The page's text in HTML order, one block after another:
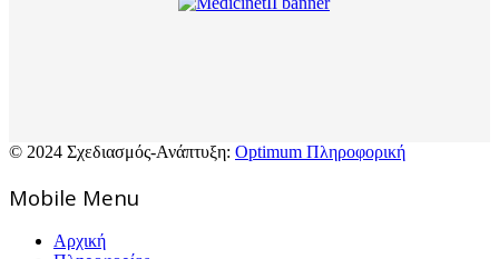
© 2024 Σχεδιασμός-Ανάπτυξη: Optimum Πληροφορική
Mοbile Menu
Αρχική